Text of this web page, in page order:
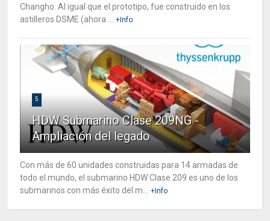
Changho. Al igual que el prototipo, fue construido en los
astilleros DSME (ahora ...
+Info
5
HDW Submarino Clase 209NG -
Ampliación del legado
Con más de 60 unidades construidas para 14 armadas de
todo el mundo, el submarino HDW Clase 209 es uno de los
submarinos con más éxito del m...
+Info